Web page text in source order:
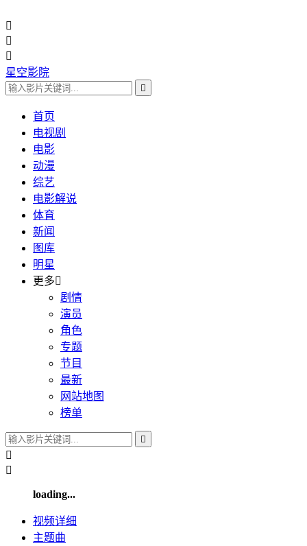



星空影院

首页
电视剧
电影
动漫
综艺
电影解说
体育
新闻
图库
明星
更多
剧情
演员
角色
专题
节目
最新
网站地图
榜单



loading...
视频详细
主题曲